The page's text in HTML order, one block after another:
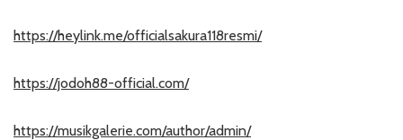
https://heylink.me/officialsakura118resmi/
https://jodoh88-official.com/
https://musikgalerie.com/author/admin/